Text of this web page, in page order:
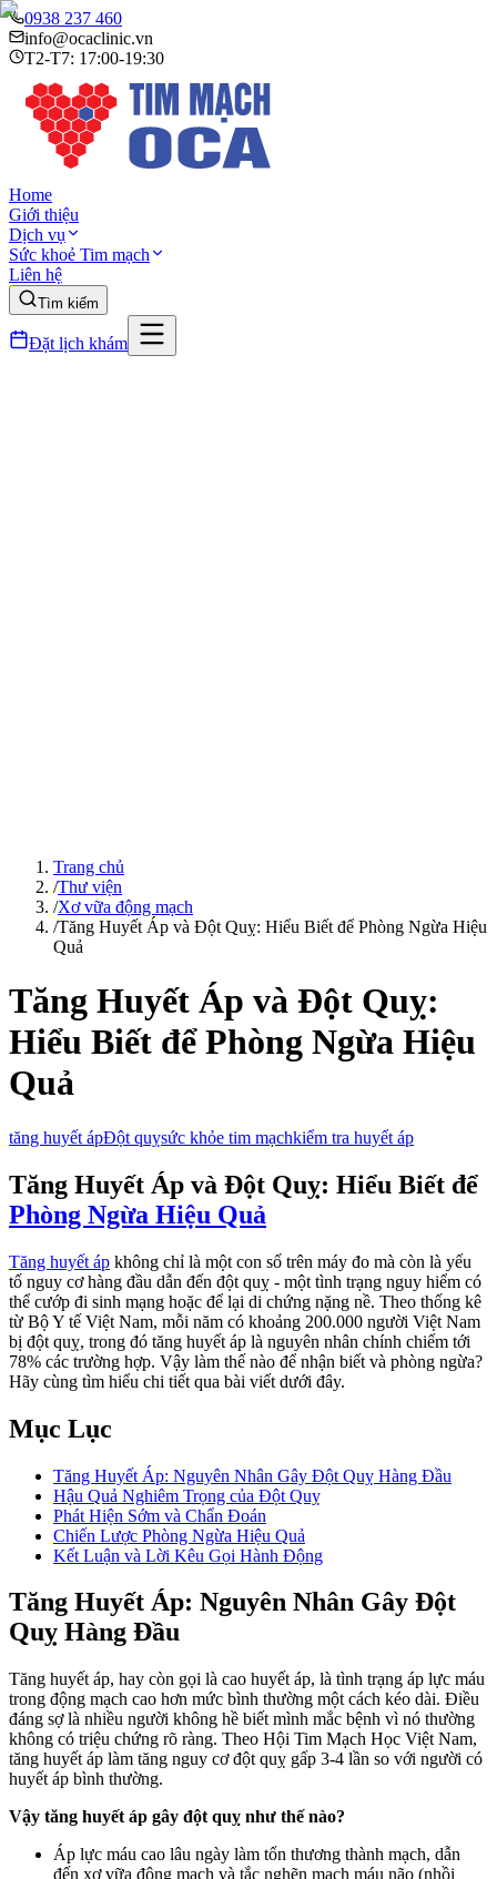
0938 237 460
info@ocaclinic.vn
T2-T7: 17:00-19:30
Home
Giới thiệu
Dịch vụ
Sức khoẻ Tim mạch
Liên hệ
Tìm kiếm
Đặt lịch khám
Trang chủ
/Thư viện
/Xơ vữa động mạch
/Tăng Huyết Áp và Đột Quỵ: Hiểu Biết để Phòng Ngừa Hiệu
Quả
Tăng Huyết Áp và Đột Quỵ:
Hiểu Biết để Phòng Ngừa Hiệu
Quả
tăng huyết ápĐột quỵsức khỏe tim mạchkiểm tra huyết áp
Tăng Huyết Áp và Đột Quỵ: Hiểu Biết để
Phòng Ngừa Hiệu Quả
Tăng huyết áp không chỉ là một con số trên máy đo mà còn là yếu
tố nguy cơ hàng đầu dẫn đến đột quỵ - một tình trạng nguy hiểm có
thể cướp đi sinh mạng hoặc để lại di chứng nặng nề. Theo thống kê
từ Bộ Y tế Việt Nam, mỗi năm có khoảng 200.000 người Việt Nam
bị đột quỵ, trong đó tăng huyết áp là nguyên nhân chính chiếm tới
78% các trường hợp. Vậy làm thế nào để nhận biết và phòng ngừa?
Hãy cùng tìm hiểu chi tiết qua bài viết dưới đây.
Mục Lục
Tăng Huyết Áp: Nguyên Nhân Gây Đột Quỵ Hàng Đầu
Hậu Quả Nghiêm Trọng của Đột Quỵ
Phát Hiện Sớm và Chẩn Đoán
Chiến Lược Phòng Ngừa Hiệu Quả
Kết Luận và Lời Kêu Gọi Hành Động
Tăng Huyết Áp: Nguyên Nhân Gây Đột
Quỵ Hàng Đầu
Tăng huyết áp, hay còn gọi là cao huyết áp, là tình trạng áp lực máu
trong động mạch cao hơn mức bình thường một cách kéo dài. Điều
đáng sợ là nhiều người không hề biết mình mắc bệnh vì nó thường
không có triệu chứng rõ ràng. Theo Hội Tim Mạch Học Việt Nam,
tăng huyết áp làm tăng nguy cơ đột quỵ gấp 3-4 lần so với người có
huyết áp bình thường.
Vậy tăng huyết áp gây đột quỵ như thế nào?
Áp lực máu cao lâu ngày làm tổn thương thành mạch, dẫn
đến xơ vữa động mạch và tắc nghẽn mạch máu não (nhồi